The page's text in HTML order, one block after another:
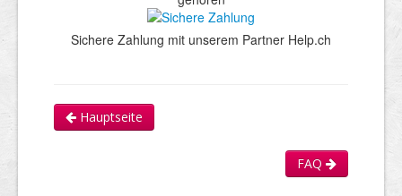
Sichere Zahlung mit unserem Partner Help.ch
Hauptseite
FAQ